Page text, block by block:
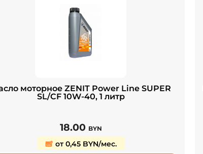
моторное ZENIT Power Line SUPER
SL/CF 10W-40, 1 литр
18.00 BYN
от 0,45 BYN/мес.